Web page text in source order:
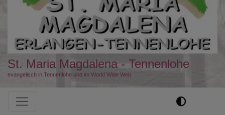
St. Maria Magdalena - Tennenlohe
evangelisch in Tennenlohe und im World Wide Web
Hauptnavigation